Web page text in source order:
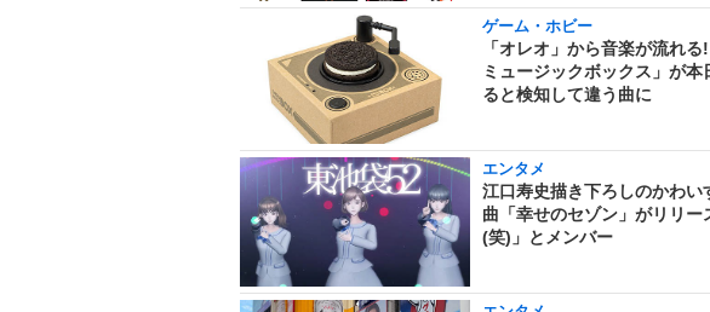
ゲーム・ホビー
「オレオ」から音楽が流れ
ミュージックボックス」が
ると検知して違う曲に
エンタメ
江口寿史描き下ろしのかわ
曲「幸せのセゾン」がリリ
(笑)」とメンバー